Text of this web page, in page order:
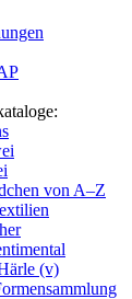
von A–Z
(v)